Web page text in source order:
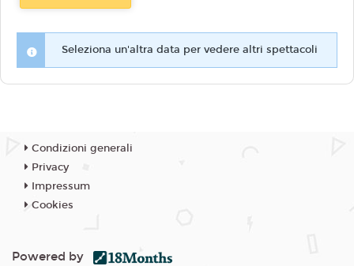
Seleziona un'altra data per vedere altri spettacoli
Condizioni generali
Privacy
Impressum
Cookies
Powered by